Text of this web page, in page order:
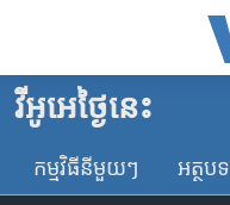
គេហទំព័រ​
ទាក់ទង
និង​
កម្ពុជា
អន្តរជាតិ
វីអូអេថ្ងៃនេះ
កម្មវិធី​នីមួយៗ អត្ថបទ​